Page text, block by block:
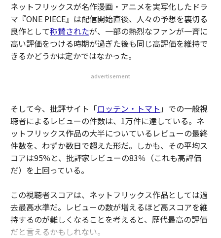
ネットフリックスが名作漫画・アニメを実写化したドラ
マ『ONE PIECE』は配信開始直後、人々の予想を裏切る
良作として称賛されたが、一部の熱烈なファンが一斉に
高い評価をつける時期が過ぎた後も同じ高評価を維持で
きるかどうかは定かではなかった。
advertisement
そして今、批評サイト「ロッテン・トマト」での一般視
聴者によるレビューの件数は、1万件に達している。ネ
ットフリックス作品の大半についているレビューの最終
件数を、わずか数日で超えた形だ。しかも、その平均ス
コアは95％と、批評家レビューの83％（これも高評価
だ）を上回っている。
この視聴者スコアは、ネットフリックス作品としては過
去最高水準だ。レビューの数が増えるほど高スコアを維
持するのが難しくなることを考えると、歴代最高の評価
だと言えるかもしれない。